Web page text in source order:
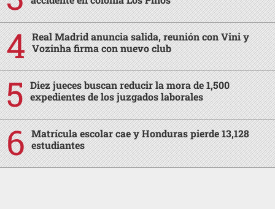
Real Madrid anuncia salida, reunión con Vini y
Vozinha firma con nuevo club
Diez jueces buscan reducir la mora de 1,500
expedientes de los juzgados laborales
Matrícula escolar cae y Honduras pierde 13,128
estudiantes